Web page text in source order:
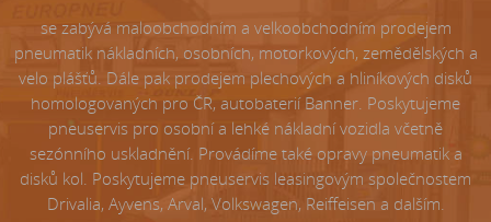
se zabývá maloobchodním a velkoobchodním prodejem
pneumatik nákladních, osobních, motorkových, zemědělských a
velo plášťů. Dále pak prodejem plechových a hliníkových disků
homologovaných pro ČR, autobaterií Banner. Poskytujeme
pneuservis pro osobní a lehké nákladní vozidla včetně
sezónního uskladnění. Provádíme také opravy pneumatik a
disků kol. Poskytujeme pneuservis leasingovým společnostem
Drivalia, Ayvens, Arval, Volkswagen, Reiffeisen a dalším.